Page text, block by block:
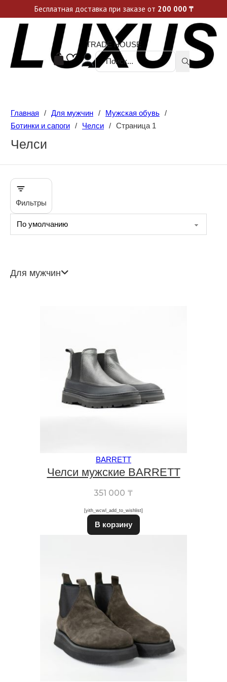
Уникальные акции и спецпредложения каждую неделю, не пропусти свой шанс
TRADE HOUSE
Поиск ...
Главная / Для мужчин / Мужская обувь /
Ботинки и сапоги / Челси / Страница 1
Челси
Фильтры
Для мужчин
BARRETT
Челси мужские BARRETT
351 000 ₸
[yith_wcwl_add_to_wishlist]
В корзину Этот товар имеет
Бесплатная доставка при заказе от 200 000 ₸